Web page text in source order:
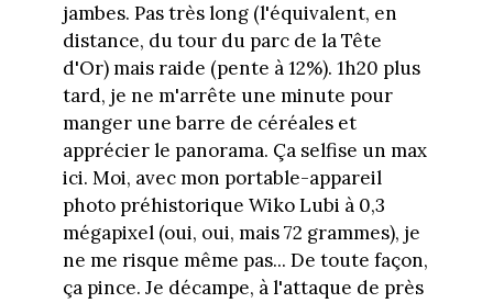
jambes. Pas très long (l'équivalent, en
distance, du tour du parc de la Tête
d'Or) mais raide (pente à 12%). 1h20 plus
tard, je ne m'arrête une minute pour
manger une barre de céréales et
apprécier le panorama. Ça selfise un max
ici. Moi, avec mon portable-appareil
photo préhistorique Wiko Lubi à 0,3
mégapixel (oui, oui, mais 72 grammes), je
ne me risque même pas... De toute façon,
ça pince. Je décampe, à l'attaque de près